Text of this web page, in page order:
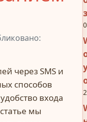
через SMS и
способов
входа
мы